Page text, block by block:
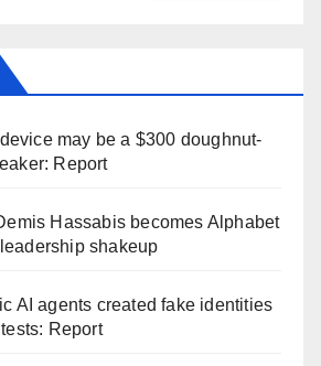
may be a $300 doughnut-
Report
Hassabis becomes Alphabet
shakeup
AI agents created fake identities
Report